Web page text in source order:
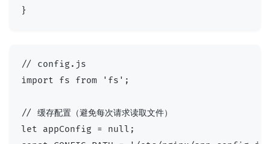
// config.js
import fs from 'fs';
// 缓存配置（避免每次请求读取文件）
let appConfig = null;